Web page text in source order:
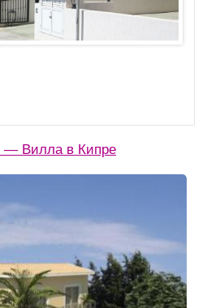
— Вилла в Кипре